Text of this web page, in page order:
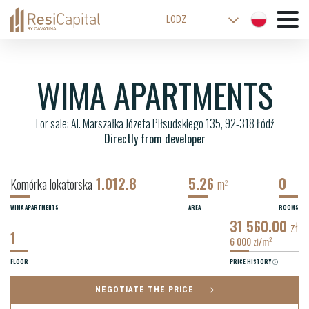
LODZ
WROCLAW
CRACOW
BIELSKO-BIALA
WIMA APARTMENTS
For sale: Al. Marszałka Józefa Piłsudskiego 135, 92-318 Łódź
Directly from developer
WIMA APARTMENTS
Komórka lokatorska 1.012.8
AREA
5.26 m2
ROOMS
0
FLOOR
1
PRICE HISTORY
31 560.00 zł
6 000 zł/m2
NEGOTIATE THE PRICE